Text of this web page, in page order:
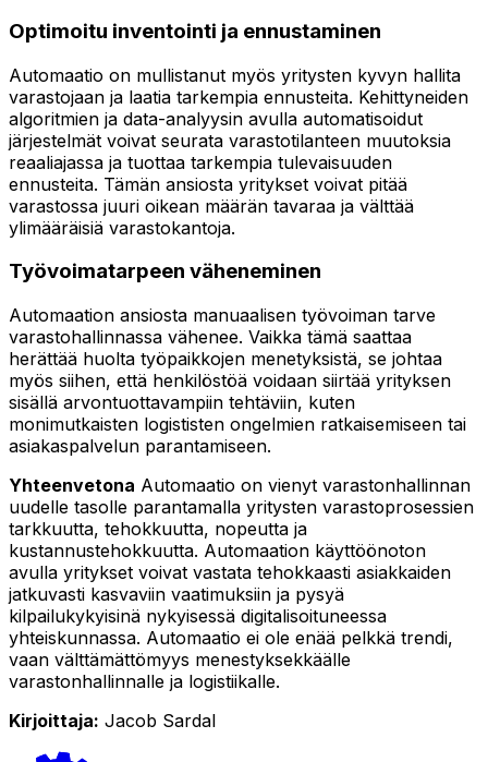
Optimoitu inventointi ja ennustaminen
Automaatio on mullistanut myös yritysten kyvyn hallita
varastojaan ja laatia tarkempia ennusteita. Kehittyneiden
algoritmien ja data-analyysin avulla automatisoidut
järjestelmät voivat seurata varastotilanteen muutoksia
reaaliajassa ja tuottaa tarkempia tulevaisuuden
ennusteita. Tämän ansiosta yritykset voivat pitää
varastossa juuri oikean määrän tavaraa ja välttää
ylimääräisiä varastokantoja.
Työvoimatarpeen väheneminen
Automaation ansiosta manuaalisen työvoiman tarve
varastohallinnassa vähenee. Vaikka tämä saattaa
herättää huolta työpaikkojen menetyksistä, se johtaa
myös siihen, että henkilöstöä voidaan siirtää yrityksen
sisällä arvontuottavampiin tehtäviin, kuten
monimutkaisten logististen ongelmien ratkaisemiseen tai
asiakaspalvelun parantamiseen.
Yhteenvetona Automaatio on vienyt varastonhallinnan
uudelle tasolle parantamalla yritysten varastoprosessien
tarkkuutta, tehokkuutta, nopeutta ja
kustannustehokkuutta. Automaation käyttöönoton
avulla yritykset voivat vastata tehokkaasti asiakkaiden
jatkuvasti kasvaviin vaatimuksiin ja pysyä
kilpailukykyisinä nykyisessä digitalisoituneessa
yhteiskunnassa. Automaatio ei ole enää pelkkä trendi,
vaan välttämättömyys menestyksekkäälle
varastonhallinnalle ja logistiikalle.
Kirjoittaja: Jacob Sardal